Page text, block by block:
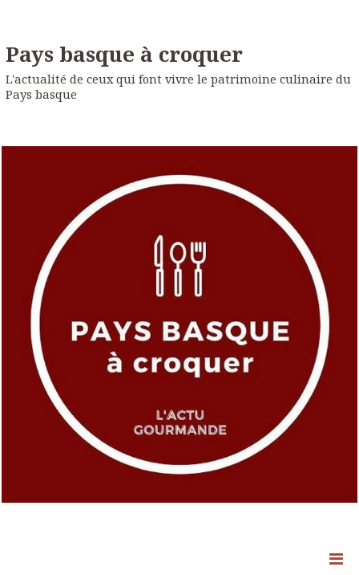
Pays basque à croquer
L'actualité de ceux qui font vivre le patrimoine culinaire du
Pays basque